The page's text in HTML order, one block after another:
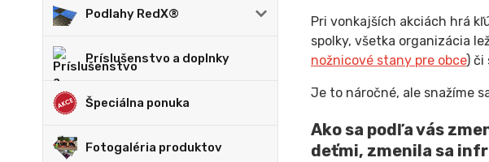
Podlahy RedX®
Príslušenstvo a doplnky
Špeciálna ponuka
Fotogaléria produktov
Pri vonkajších akciách hrá
spolky, všetka organizácia
nožnicové stany pre obce) či
Je to náročné, ale snažíme
Ako sa podľa vás
deťmi, zmenila sa